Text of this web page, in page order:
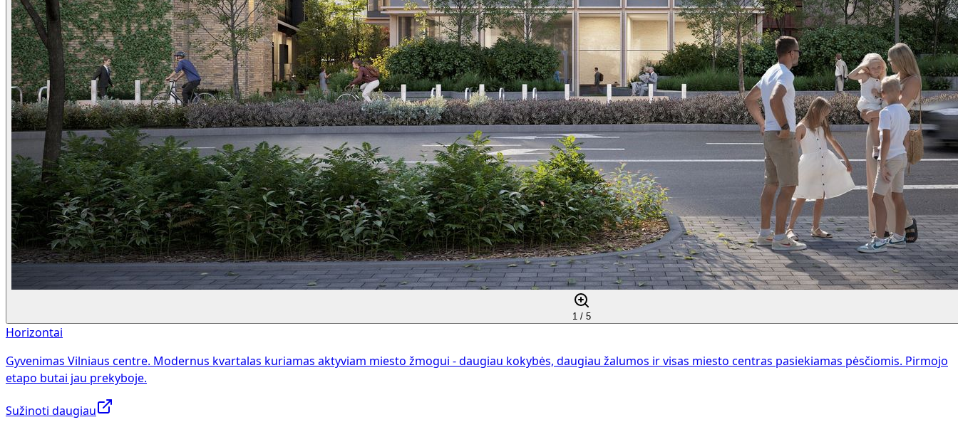
1 / 5
Horizontai
Gyvenimas Vilniaus centre. Modernus kvartalas kuriamas aktyviam miesto žmogui - daugiau kokybės, daugiau žalumos ir visas miesto centras pasiekiamas pėsčiomis. Pirmojo
etapo butai jau prekyboje.
Sužinoti daugiau